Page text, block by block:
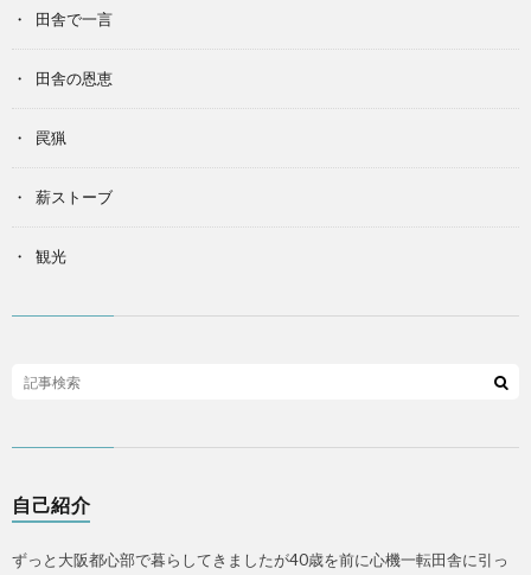
田舎で一言
田舎の恩恵
罠猟
薪ストーブ
観光
自己紹介
ずっと大阪都心部で暮らしてきましたが40歳を前に心機一転田舎に引っ